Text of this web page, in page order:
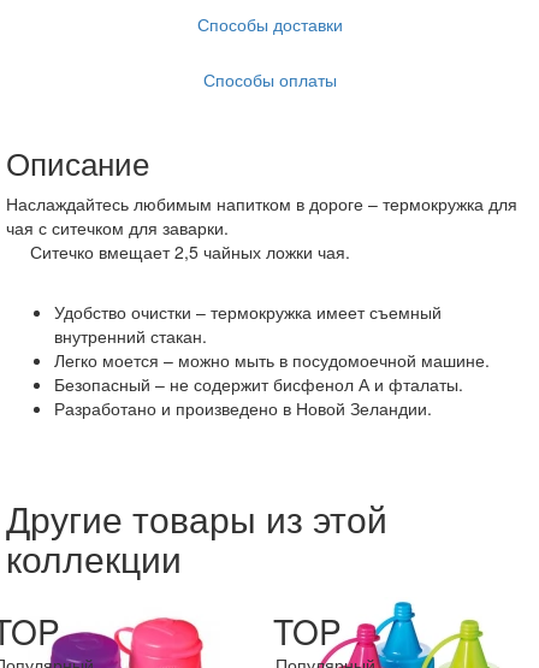
Способы доставки
Способы оплаты
Описание
Наслаждайтесь любимым напитком в дороге – термокружка для
чая с ситечком для заварки.
Ситечко вмещает 2,5 чайных ложки чая.
Удобство очистки – термокружка имеет съемный
внутренний стакан.
Легко моется – можно мыть в посудомоечной машине.
Безопасный – не содержит бисфенол А и фталаты.
Разработано и произведено в Новой Зеландии.
Другие товары из этой
коллекции
TOP